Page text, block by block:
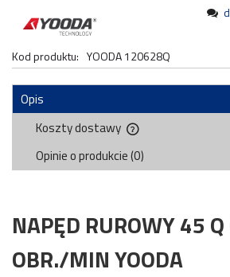
Kod produktu: YOODA 120628Q
Opis
Koszty dostawy
Cena nie zawiera ewentualnych kosztów
Opinie o produkcie (0)
NAPĘD RUROWY 45
OBR./MIN YOODA